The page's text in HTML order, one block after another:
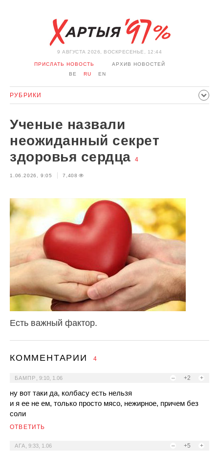
9 АВГУСТА 2026, ВОСКРЕСЕНЬЕ, 12:44
ПРИСЛАТЬ НОВОСТЬ
АРХИВ НОВОСТЕЙ
BE
RU EN
РУБРИКИ
ПРОИСШЕСТВИЯ СПОРТ КУЛЬТУРА
МНЕНИЕ ИНТЕРВЬЮ ТЕХНОЛОГИИ ЗДОРОВЬЕ
АВТО ОТДЫХ ОБХОД БЛОКИРОВКИ И СОЛИДАРНОСТЬ
КОРОНАВИРУС БЕЛАРУСЬ В НАТО
Ученые назвали
неожиданный секрет
здоровья сердца
4
1.06.2026, 9:05 7,408
Есть важный фактор.
КОММЕНТАРИИ 4
– +2 +
БАМПР 9:10, 1.06
ну вот таки да, колбасу есть нельзя
и я ее не ем, только просто мясо, нежирное, причем без
соли
ОТВЕТИТЬ
– +5 +
АГА ,9:33, 1.06